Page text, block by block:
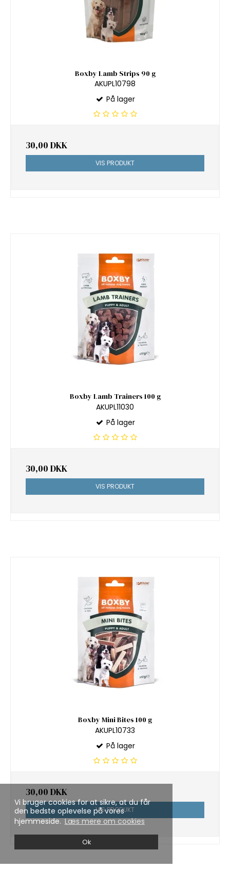
Vi bruger cookies for at sikre, at du får
den bedste oplevelse på vores
hjemmeside.Læs mere om cookies
Ok
Boxby Lamb Strips 90 g
AKUPL10798
På lager
30,00 DKK
VIS PRODUKT
Boxby Lamb Trainers 100 g
AKUPL11030
På lager
30,00 DKK
VIS PRODUKT
Boxby Mini Bites 100 g
AKUPL10733
På lager
30,00 DKK
VIS PRODUKT